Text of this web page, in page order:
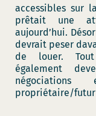
accessibles sur
prêtait une
aujourd’hui.
devrait peser
de louer. Tout
également
négociations
propriétaire/